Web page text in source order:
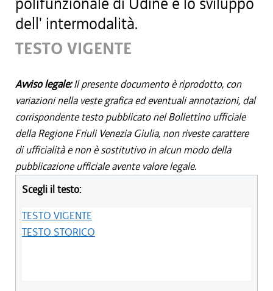
dell' intermodalità.
TESTO VIGENTE
Avviso legale:Il presente documento è riprodotto, con
variazioni nella veste grafica ed eventuali annotazioni, dal
corrispondente testo pubblicato nel Bollettino ufficiale
della Regione Friuli Venezia Giulia, non riveste carattere
di ufficialità e non è sostitutivo in alcun modo della
pubblicazione ufficiale avente valore legale.
Scegli il testo:
TESTO VIGENTE
TESTO STORICO